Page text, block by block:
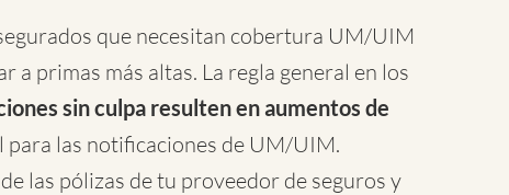
que necesitan cobertura UM/UIM
a primas más altas. La regla general en los
sin culpa resulten en aumentos de
para las notificaciones de UM/UIM.
las pólizas de tu proveedor de seguros y